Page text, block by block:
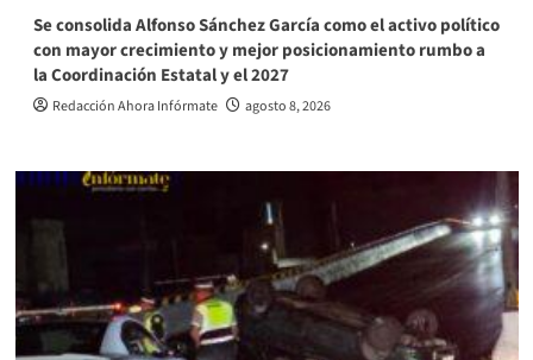
Se consolida Alfonso Sánchez García como el activo político
con mayor crecimiento y mejor posicionamiento rumbo a
la Coordinación Estatal y el 2027
Redacción Ahora Infórmate agosto 8, 2026